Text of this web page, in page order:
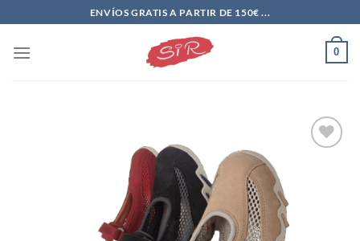
al
contenido
ENVÍOS GRATIS A PARTIR DE 150€ ...
0